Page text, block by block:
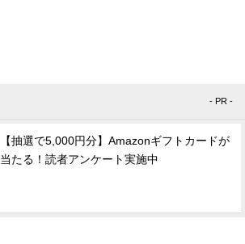
- PR -
【抽選で5,000円分】Amazonギフトカードが
当たる！読者アンケート実施中